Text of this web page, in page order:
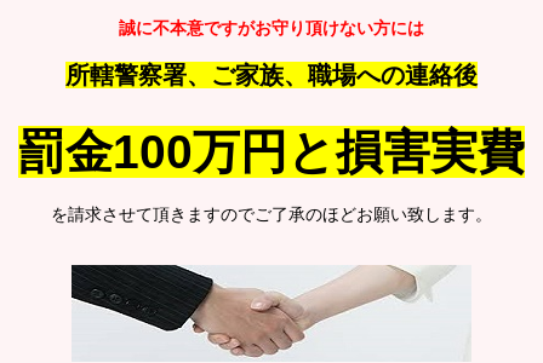
誠に不本意ですがお守り頂けない方には
所轄警察署、ご家族、職場への連絡後
罰金100万円と損害実費
を請求させて頂きますのでご了承のほどお願い致します。